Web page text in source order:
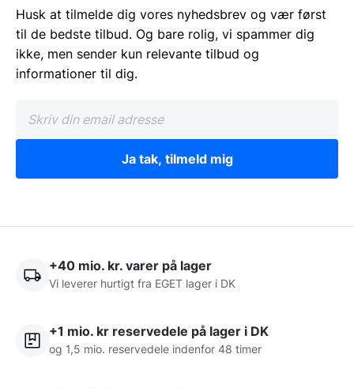
Husk at tilmelde dig vores nyhedsbrev og vær først
til de bedste tilbud. Og bare rolig, vi spammer dig
ikke, men sender kun relevante tilbud og
informationer til dig.
Ja tak, tilmeld mig
+40 mio. kr. varer på lager
Vi leverer hurtigt fra EGET lager i DK
+1 mio. kr reservedele på lager i DK
og 1,5 mio. reservedele indenfor 48 timer